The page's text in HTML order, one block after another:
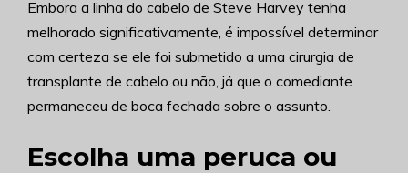
Embora a linha do cabelo de Steve Harvey tenha
melhorado significativamente, é impossível determinar
com certeza se ele foi submetido a uma cirurgia de
transplante de cabelo ou não, já que o comediante
permaneceu de boca fechada sobre o assunto.
Escolha uma peruca ou